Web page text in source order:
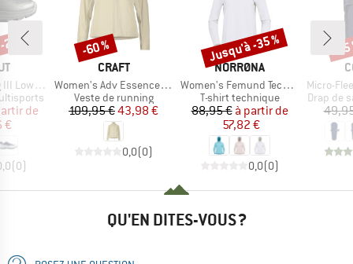
GTX
réduit
de
€
(0)
%
MARQUE
CRAFT
Article
Women's Adv Essence 2 Warm Jacket
Product group
Veste de running
Prix
109,95 €Prix réduit
43,98 €
0,0(0)
Remise
-60 %
MARQUE
NORRØNA
Article
Women's Femund Tech Hood
Product group
T-shirt technique
Prix
88,95 € Prix réduit
à partir de
57,82 €
0,0(0)
Remise
Jusqu'à -35 %
Article
Micro-
Product
Drap de
-
QU'EN DITES-VOUS ?